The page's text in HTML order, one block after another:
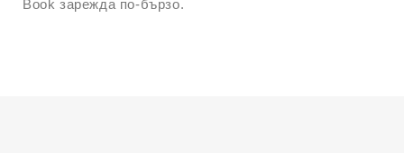
Book зарежда по-бързо.